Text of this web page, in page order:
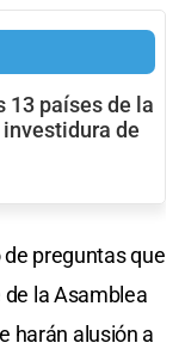
13 países de la
investidura de
preguntas que
de la Asamblea
harán alusión a